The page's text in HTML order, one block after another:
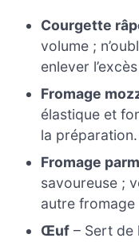
Courgette
volume ;
enlever l’excès
Fromage
élastique et
la préparation.
Fromage
savoureuse ;
autre
Œuf – Sert de